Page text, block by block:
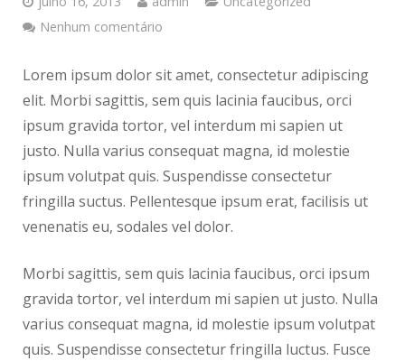
Nenhum comentário
Lorem ipsum dolor sit amet, consectetur adipiscing
elit. Morbi sagittis, sem quis lacinia faucibus, orci
ipsum gravida tortor, vel interdum mi sapien ut
justo. Nulla varius consequat magna, id molestie
ipsum volutpat quis. Suspendisse consectetur
fringilla suctus. Pellentesque ipsum erat, facilisis ut
venenatis eu, sodales vel dolor.
Morbi sagittis, sem quis lacinia faucibus, orci ipsum
gravida tortor, vel interdum mi sapien ut justo. Nulla
varius consequat magna, id molestie ipsum volutpat
quis. Suspendisse consectetur fringilla luctus. Fusce